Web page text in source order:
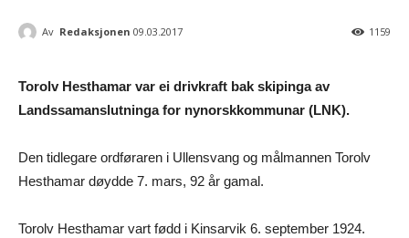
Av Redaksjonen 09.03.2017 1159
Torolv Hesthamar var ei drivkraft bak skipinga av
Landssamanslutninga for nynorskkommunar (LNK).
Den tidlegare ordføraren i Ullensvang og målmannen Torolv
Hesthamar døydde 7. mars, 92 år gamal.
Torolv Hesthamar vart fødd i Kinsarvik 6. september 1924.